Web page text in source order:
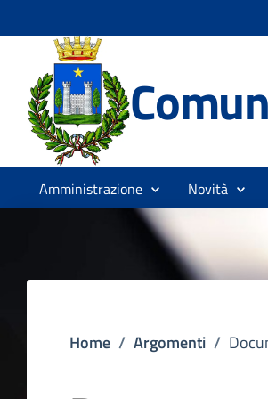
Amministrazione Novità
Home / Argomenti /